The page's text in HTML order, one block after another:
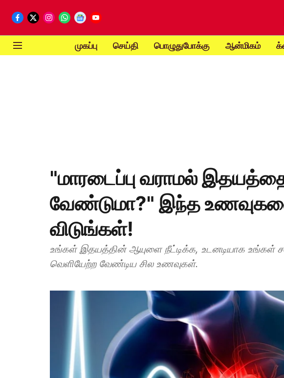
முகப்பு செய்தி பொழுதுபோக்கு ஆன்மிகம்
"மாரடைப்பு வராமல்
வேண்டுமா?" இந்த
விடுங்கள்!
உங்கள் இதயத்தின் ஆயுளை நீட்டிக்க, உடனடியாக உங்கள்
வெளியேற்ற வேண்டிய சில உணவுகள்.